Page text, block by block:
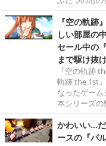
『空の軌跡
しい部屋の
セール中の
まで駆け抜
『空の軌跡
軌跡 the 1st
なったゲー
本シリーズの
かわいい…
ースの『パ